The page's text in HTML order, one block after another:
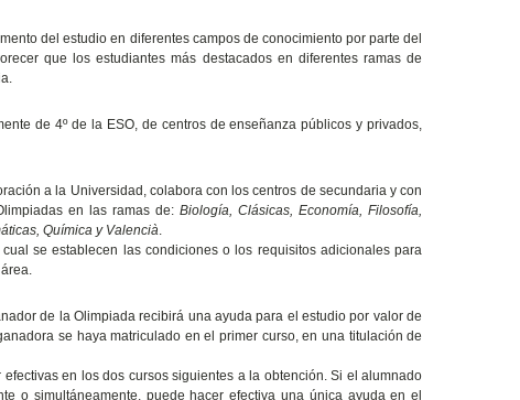
del estudio en diferentes campos de conocimiento por parte del
que los estudiantes más destacados en diferentes ramas de
de 4º de la ESO, de centros de enseñanza públicos y privados,
a la Universidad, colabora con los centros de secundaria y con
en las ramas de:Biología, Clásicas, Economía, Filosofía,
Química y Valencià
se establecen las condiciones o los requisitos adicionales para
de la Olimpiada recibirá una ayuda para el estudio por valor de
se haya matriculado en el primer curso, en una titulación de
en los dos cursos siguientes a la obtención. Si el alumnado
o simultáneamente, puede hacer efectiva una única ayuda en el